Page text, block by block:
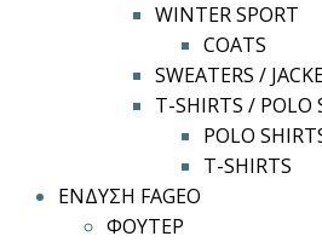
WINTER SPORT
COATS
SWEATERS /
T-SHIRTS / POLO
POLO
T-SHIRTS
ΕΝΔΥΣΗ FAGEO
ΦΟΥΤΕΡ